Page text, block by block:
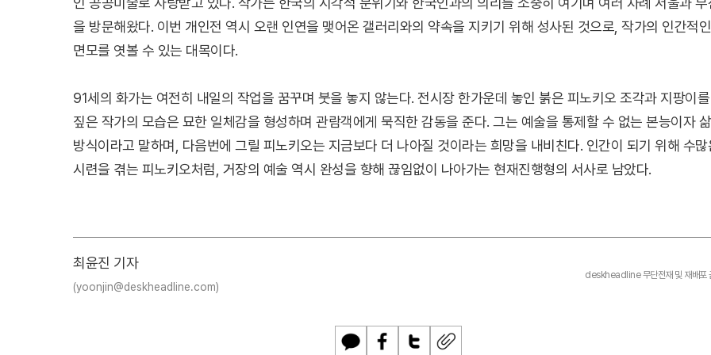
을 방문해왔다. 이번 개인전 역시 오랜 인연을 맺어온 갤러리와의 약속을 지키기 위해 성사된 것으로, 작가의 인간적인
면모를 엿볼 수 있는 대목이다.
91세의 화가는 여전히 내일의 작업을 꿈꾸며 붓을 놓지 않는다. 전시장 한가운데 놓인 붉은 피노키오 조각과 지팡이를
짚은 작가의 모습은 묘한 일체감을 형성하며 관람객에게 묵직한 감동을 준다. 그는 예술을 통제할 수 없는 본능이자 삶
방식이라고 말하며, 다음번에 그릴 피노키오는 지금보다 더 나아질 것이라는 희망을 내비친다. 인간이 되기 위해 수많
시련을 겪는 피노키오처럼, 거장의 예술 역시 완성을 향해 끊임없이 나아가는 현재진행형의 서사로 남았다.
최윤진 기자
(yoonjin@deskheadline.com)
deskheadline 무단전재 및 재배포